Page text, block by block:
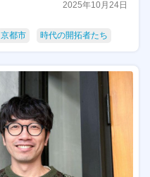
2025年10月24日
京都市 時代の開拓者たち